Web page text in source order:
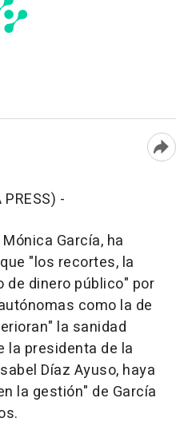
PRESS) -
García, ha
"los recortes, la
dinero público" por
como la de
la sanidad
la presidenta de la
Díaz Ayuso, haya
la gestión" de García